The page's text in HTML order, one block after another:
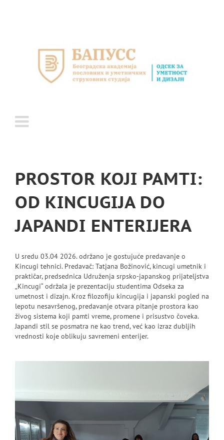
PROSTOR KOJI PAMTI:
OD KINCUGIJA DO
JAPANDI ENTERIJERA
U sredu 03.04 2026. održano je gostujuće predavanje o
Kincugi tehnici. Predavač: Tatjana Božinović, kincugi umetnik i
praktičar, predsednica Udruženja srpsko-japanskog prijateljstva
„Kincugi“ održala je prezentaciju studentima Odseka za
umetnost i dizajn. Kroz filozofiju kincugija i japanski pogled na
lepotu nesavršenog, predavanje otvara pitanje prostora kao
živog sistema koji pamti vreme, promene i prisustvo čoveka.
Japandi stil se posmatra ne kao trend, već kao izraz dubljih
vrednosti koje oblikuju savremeni enterijer.